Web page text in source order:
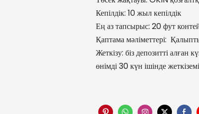
Кепілдік: 10 жыл кепілдік
Ең аз тапсырыс: 20 фут
Қаптама мәліметтері:
Жеткізу: біз депозитті алған
өнімді 30 күн ішінде